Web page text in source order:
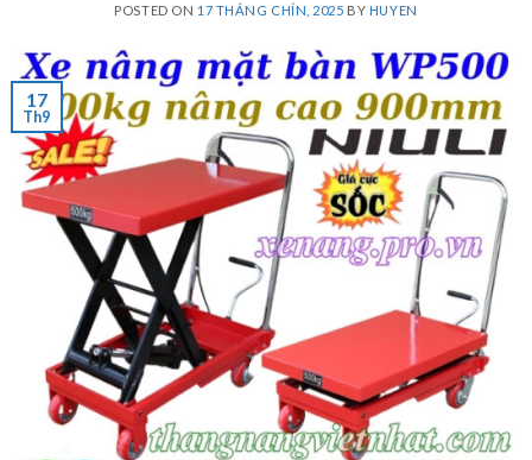
POSTED ON 17 THÁNG CHÍN, 2025 BY HUYEN
17
Th9